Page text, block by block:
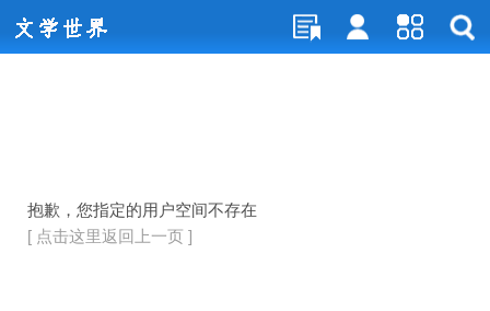
抱歉，您指定的用户空间不存在
[ 点击这里返回上一页 ]